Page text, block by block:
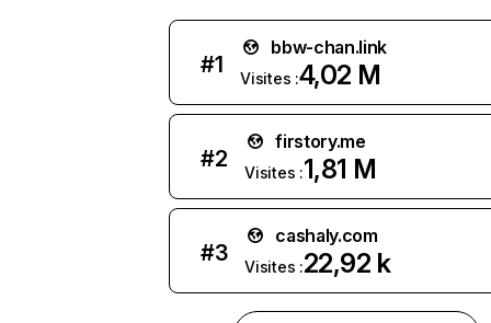
#1
bbw-chan.link
Visites :4,02 M
#2
firstory.me
Visites :1,81 M
#3
cashaly.com
Visites :22,92 k